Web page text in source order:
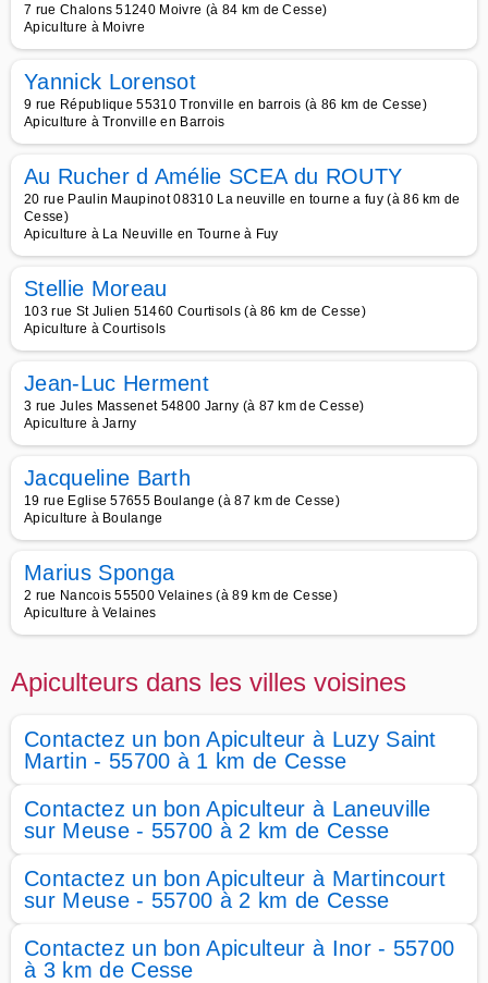
7 rue Chalons 51240 Moivre (à 84 km de Cesse)
Apiculture à Moivre
Yannick Lorensot
9 rue République 55310 Tronville en barrois (à 86 km de Cesse)
Apiculture à Tronville en Barrois
Au Rucher d Amélie SCEA du ROUTY
20 rue Paulin Maupinot 08310 La neuville en tourne a fuy (à 86 km de
Cesse)
Apiculture à La Neuville en Tourne à Fuy
Stellie Moreau
103 rue St Julien 51460 Courtisols (à 86 km de Cesse)
Apiculture à Courtisols
Jean-Luc Herment
3 rue Jules Massenet 54800 Jarny (à 87 km de Cesse)
Apiculture à Jarny
Jacqueline Barth
19 rue Eglise 57655 Boulange (à 87 km de Cesse)
Apiculture à Boulange
Marius Sponga
2 rue Nancois 55500 Velaines (à 89 km de Cesse)
Apiculture à Velaines
Apiculteurs dans les villes voisines
Contactez un bon Apiculteur à Luzy Saint
Martin - 55700 à 1 km de Cesse
Contactez un bon Apiculteur à Laneuville
sur Meuse - 55700 à 2 km de Cesse
Contactez un bon Apiculteur à Martincourt
sur Meuse - 55700 à 2 km de Cesse
Contactez un bon Apiculteur à Inor - 55700
à 3 km de Cesse